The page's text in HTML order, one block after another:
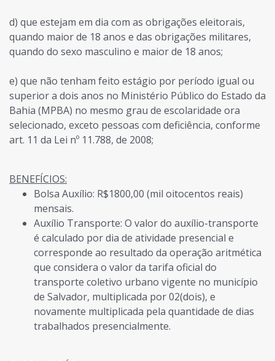
d) que estejam em dia com as obrigações eleitorais,
quando maior de 18 anos e das obrigações militares,
quando do sexo masculino e maior de 18 anos;
e) que não tenham feito estágio por período igual ou
superior a dois anos no Ministério Público do Estado da
Bahia (MPBA) no mesmo grau de escolaridade ora
selecionado, exceto pessoas com deficiência, conforme
art. 11 da Lei nº 11.788, de 2008;
BENEFÍCIOS:
Bolsa Auxílio: R$1800,00 (mil oitocentos reais)
mensais.
Auxílio Transporte: O valor do auxílio-transporte
é calculado por dia de atividade presencial e
corresponde ao resultado da operação aritmética
que considera o valor da tarifa oficial do
transporte coletivo urbano vigente no município
de Salvador, multiplicada por 02(dois), e
novamente multiplicada pela quantidade de dias
trabalhados presencialmente.